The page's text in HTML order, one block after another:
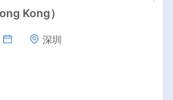
Kong）
深圳